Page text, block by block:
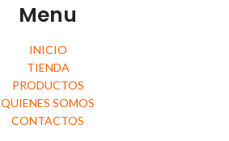
Menu
INICIO
TIENDA
PRODUCTOS
QUIENES SOMOS
CONTACTOS